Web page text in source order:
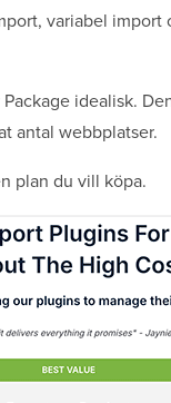
variabel import
idealisk.
antal webbplatser.
plan du vill köpa.